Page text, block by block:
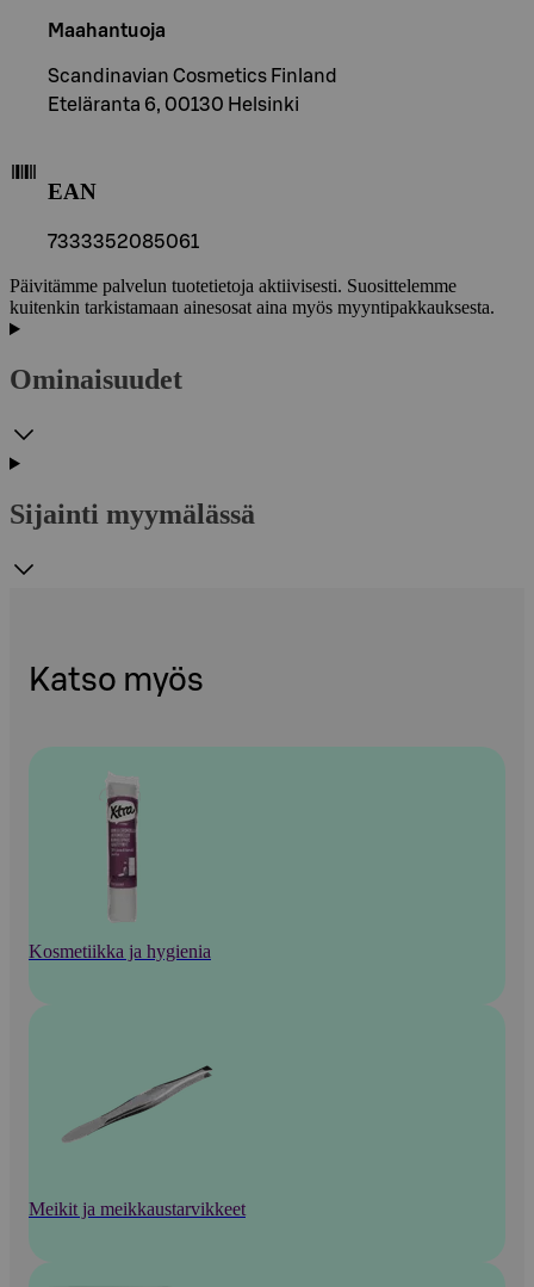
Maahantuoja
Scandinavian Cosmetics Finland
Eteläranta 6, 00130 Helsinki
EAN
7333352085061
Päivitämme palvelun tuotetietoja aktiivisesti. Suosittelemme
kuitenkin tarkistamaan ainesosat aina myös myyntipakkauksesta.
Ominaisuudet
Sijainti myymälässä
Katso myös
Kosmetiikka ja hygienia
Meikit ja meikkaustarvikkeet